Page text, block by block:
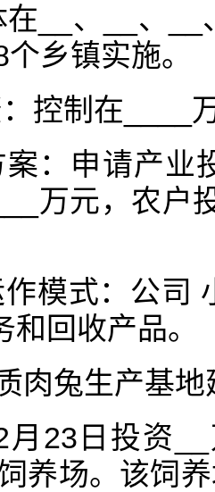
在__、__、
乡镇实施。
控制在____
：申请产业
万元，农户
模式：公司
回收产品。
肉兔生产基
月23日投资
饲养场。该饲